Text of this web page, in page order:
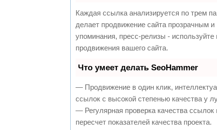
Каждая ссылка анализируется по трем
делает продвижение сайта прозрачным
упоминания, пресс-релизы -
продвижения вашего сайта.
Что умеет делать SeoHammer
— Продвижение в один клик,
ссылок с высокой степенью качества у
— Регулярная проверка качества
пересчет показателей качества проекта.